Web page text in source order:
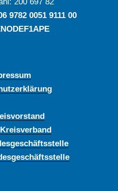
‍9782 ‍0051 ‍9111 ‍00